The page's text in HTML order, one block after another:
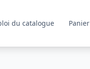
du catalogue Panier